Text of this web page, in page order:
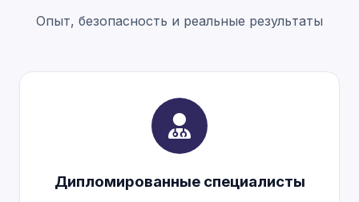
Опыт, безопасность и реальные результаты
Дипломированные специалисты